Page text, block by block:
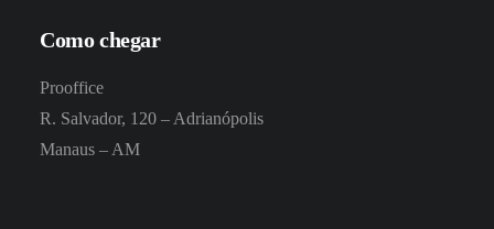
Como chegar
Prooffice
R. Salvador, 120 – Adrianópolis
Manaus – AM